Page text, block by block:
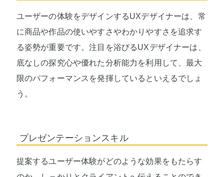
ユーザーの体験をデザインするUXデザイナーは、常
に商品や作品の使いやすさやわかりやすさを追求す
る姿勢が重要です。注目を浴びるUXデザイナーは、
底なしの探究心や優れた分析能力を利用して、最大
限のパフォーマンスを発揮しているといえるでしょ
う。
プレゼンテーションスキル
提案するユーザー体験がどのような効果をもたらす